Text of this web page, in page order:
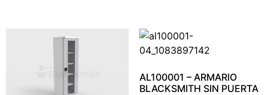
AL100001 – ARMARIO
BLACKSMITH SIN PUERTA